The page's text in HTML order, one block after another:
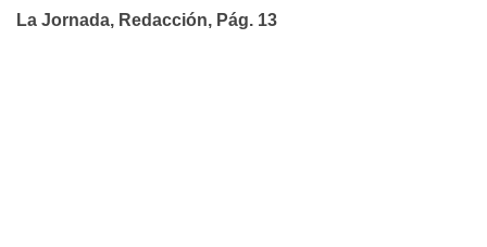
La Jornada, Redacción, Pág. 13